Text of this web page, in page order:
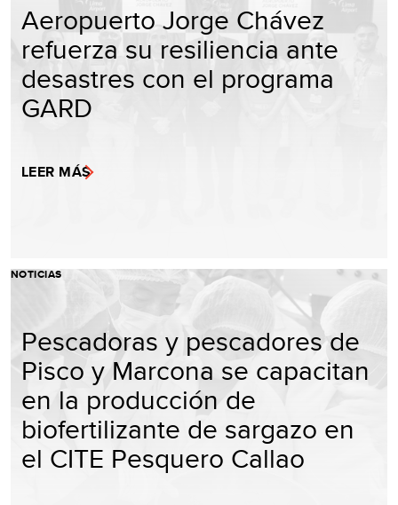
Aeropuerto Jorge Chávez
refuerza su resiliencia ante
desastres con el programa
GARD
LEER MÁS
NOTICIAS
Pescadoras y pescadores de
Pisco y Marcona se capacitan
en la producción de
biofertilizante de sargazo en
el CITE Pesquero Callao